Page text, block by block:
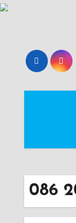
Zum
086